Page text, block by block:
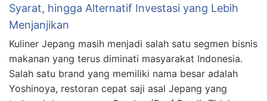
Syarat, hingga Alternatif Investasi yang Lebih
Menjanjikan
Kuliner Jepang masih menjadi salah satu segmen bisnis
makanan yang terus diminati masyarakat Indonesia.
Salah satu brand yang memiliki nama besar adalah
Yoshinoya, restoran cepat saji asal Jepang yang